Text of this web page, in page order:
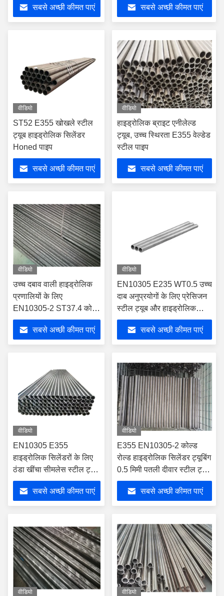
सबसे अच्छी कीमत पाएं सबसे अच्छी कीमत पाएं
वीडियो
ST52 E355 खोखले स्टील
ट्यूब हाइड्रोलिक सिलेंडर
Honed पाइप
सबसे अच्छी कीमत पाएं
वीडियो
हाइड्रोलिक ब्राइट एनीलेल्ड
ट्यूब, उच्च स्थिरता E355 वेल्डेड
स्टील पाइप
सबसे अच्छी कीमत पाएं
वीडियो
उच्च दबाव वाली हाइड्रोलिक
प्रणालियों के लिए
EN10305-2 ST37.4 कोल्ड
ड्रॉ हाइड्रोलिक सिलेंडर ट्यूब
सबसे अच्छी कीमत पाएं
वीडियो
EN10305 E235 WT0.5 उच्च
दाब अनुप्रयोगों के लिए प्रेसिजन
स्टील ट्यूब और हाइड्रोलिक
सिलेंडर सीमलेस पाइप कोल्ड
ड्रॉन
सबसे अच्छी कीमत पाएं
वीडियो
EN10305 E355
हाइड्रोलिक सिलेंडरों के लिए
ठंडा खींचा सीमलेस स्टील ट्यूब
- संक्षारण प्रतिरोधी और उच्च
दबाव
सबसे अच्छी कीमत पाएं
वीडियो
E355 EN10305-2 कोल्ड
रोल्ड हाइड्रोलिक सिलेंडर ट्यूबिंग
0.5 मिमी पतली दीवार स्टील ट्यूब
के साथ सटीक अनुप्रयोगों के लिए
सबसे अच्छी कीमत पाएं
वीडियो वीडियो